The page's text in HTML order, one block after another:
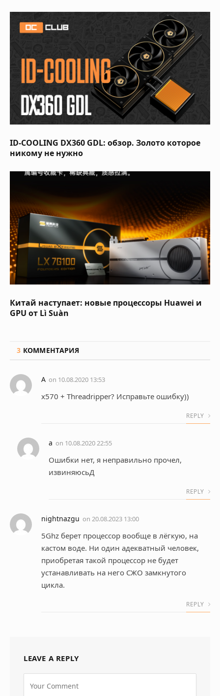
ID-COOLING DX360 GDL: обзор. Золото которое
никому не нужно
Китай наступает: новые процессоры Huawei и
GPU от Lì Suàn
3 КОММЕНТАРИЯ
А on 10.08.2020 13:53
x570 + Threadripper? Исправьте ошибку))
REPLY
а on 10.08.2020 22:55
Ошибки нет, я неправильно прочел,
извиняюсьД
REPLY
nightnazgu on 20.08.2023 13:00
5Ghz берет процессор вообще в лёгкую, на
кастом воде. Ни один адекватный человек,
приобретая такой процессор не будет
устанавливать на него СЖО замкнутого
цикла.
REPLY
LEAVE A REPLY